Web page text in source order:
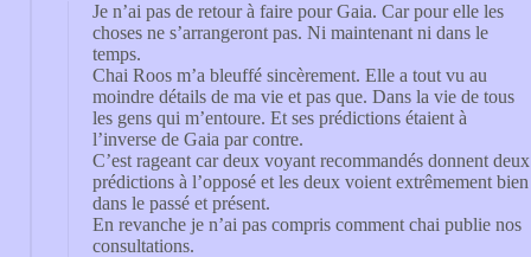
Je n’ai pas de retour à faire pour Gaia. Car pour elle les
choses ne s’arrangeront pas. Ni maintenant ni dans le
temps.
Chai Roos m’a bleuffé sincèrement. Elle a tout vu au
moindre détails de ma vie et pas que. Dans la vie de tous
les gens qui m’entoure. Et ses prédictions étaient à
l’inverse de Gaia par contre.
C’est rageant car deux voyant recommandés donnent deux
prédictions à l’opposé et les deux voient extrêmement bien
dans le passé et présent.
En revanche je n’ai pas compris comment chai publie nos
consultations.